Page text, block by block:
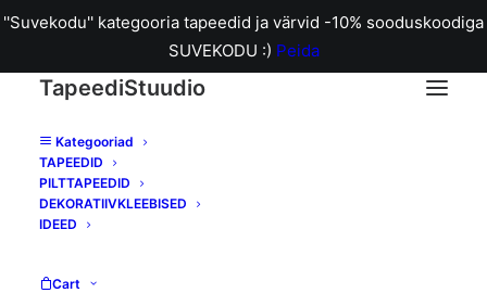
''Suvekodu'' kategooria tapeedid ja värvid -10% sooduskoodiga
SUVEKODU :) Peida
TapeediStuudio
Kategooriad
TAPEEDID
PILTTAPEEDID
DEKORATIIVKLEEBISED
IDEED
Cart
Home B4250 Floral Charm tapeet